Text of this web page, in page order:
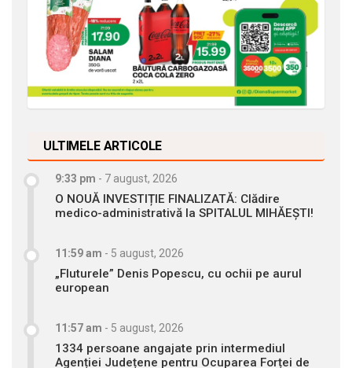
ULTIMELE ARTICOLE
9:33 pm - 7 august, 2026
O NOUĂ INVESTIȚIE FINALIZATĂ: Clădire
medico-administrativă la SPITALUL MIHĂEȘTI!
11:59 am - 5 august, 2026
„Fluturele” Denis Popescu, cu ochii pe aurul
european
11:57 am - 5 august, 2026
1334 persoane angajate prin intermediul
Agenției Județene pentru Ocuparea Forței de